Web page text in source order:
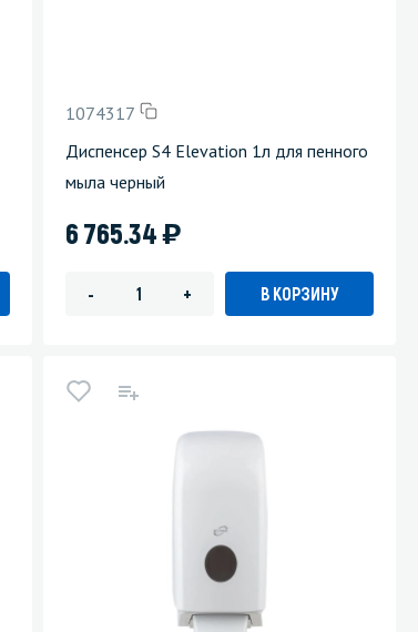
1074317
Диспенсер S4 Elevation 1л для пенного
мыла черный
6 765.34)
- + В КОРЗИНУ